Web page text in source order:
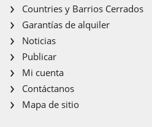
Countries y Barrios Cerrados
Garantías de alquiler
Noticias
Publicar
Mi cuenta
Contáctanos
Mapa de sitio